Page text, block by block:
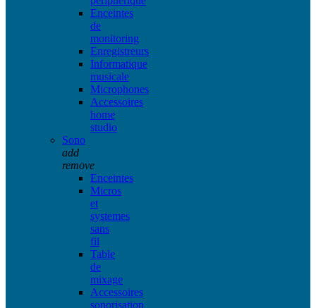
Enceintes
de
monitoring
Enregistreurs
Informatique
musicale
Microphones
Accessoires
home
studio
Sono
add
remove
Enceintes
Micros
et
systemes
sans
fil
Table
de
mixage
Accessoires
sonorisation